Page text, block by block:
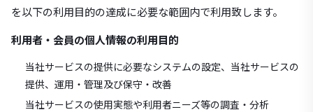
を以下の利用目的の達成に必要な範囲内で利用致します。
利用者・会員の個人情報の利用目的
当社サービスの提供に必要なシステムの設定、当社サービスの
提供、運用・管理及び保守・改善
当社サービスの使用実態や利用者ニーズ等の調査・分析